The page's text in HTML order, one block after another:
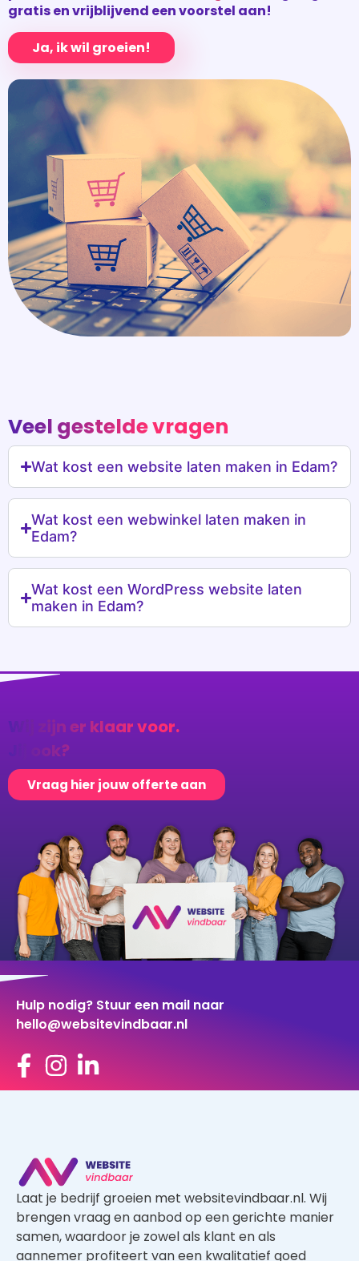
Wat kost een webwinkel laten maken in
Wat kost een WordPress website laten
Wij zijn er klaar voor.
Vraag hier jouw offerte aan
Hulp nodig? Stuur een mail naar
hello@websitevindbaar.nl
brengen vraag en aanbod op een gerichte manier
samen, waardoor je zowel als klant en als
aannemer profiteert van een kwalitatief goed
aanbod.